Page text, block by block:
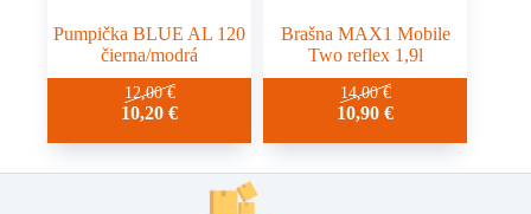
Pumpička BLUE AL 120
čierna/modrá
12,00€
10,20€
Brašna MAX1 Mobile
Two reflex 1,9l
14,00€
10,90€